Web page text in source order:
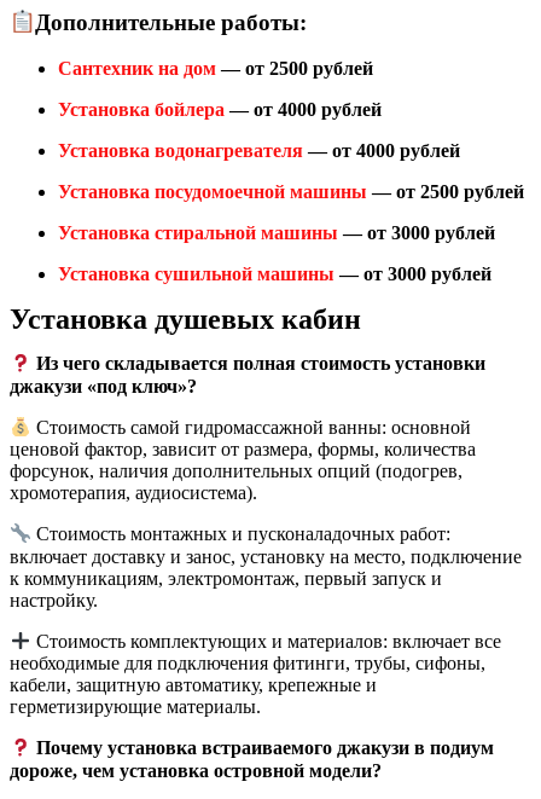
Дополнительные работы:
Сантехник на дом— от 2500 рублей
Установка бойлера— от 4000 рублей
Установка водонагревателя— от 4000 рублей
Установка посудомоечной машины — от 2500 рублей
Установка стиральной машины — от 3000 рублей
Установка сушильной машины — от 3000 рублей
Установка душевых кабин
Из чего складывается полная стоимость установки
джакузи «под ключ»?
Стоимость самой гидромассажной ванны: основной
ценовой фактор, зависит от размера, формы, количества
форсунок, наличия дополнительных опций (подогрев,
хромотерапия, аудиосистема).
Стоимость монтажных и пусконаладочных работ:
включает доставку и занос, установку на место, подключение
к коммуникациям, электромонтаж, первый запуск и
настройку.
Стоимость комплектующих и материалов: включает все
необходимые для подключения фитинги, трубы, сифоны,
кабели, защитную автоматику, крепежные и
герметизирующие материалы.
Почему установка встраиваемого джакузи в подиум
дороже, чем установка островной модели?